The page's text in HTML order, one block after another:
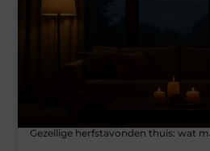
Gezellige herfstavonden thuis: wat